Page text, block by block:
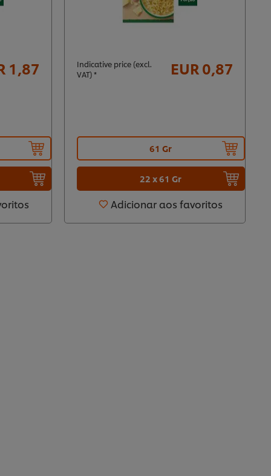
1,87
Indicative price (excl.
VAT) *
EUR 0,87
61 Gr
22 x 61 Gr
Adicionar aos favoritos